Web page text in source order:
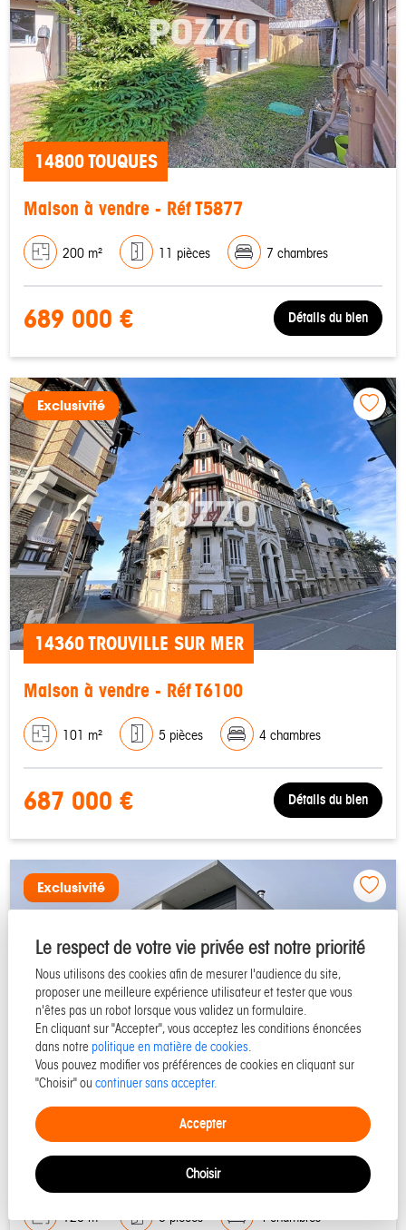
Le respect de votre vie privée est notre priorité
Nous utilisons des cookies afin de mesurer l'audience du site,
proposer une meilleure expérience utilisateur et tester que vous
n'êtes pas un robot lorsque vous validez un formulaire.
En cliquant sur "Accepter", vous acceptez les conditions énoncées
dans notre politique en matière de cookies.
Vous pouvez modifier vos préférences de cookies en cliquant sur
"Choisir" ou continuer sans accepter.
Accepter
Choisir
14800 TOUQUES
Maison à vendre - Réf T5877
200 m² 11 pièces 7 chambres
689 000 € Détails du bien
Exclusivité
14360 TROUVILLE SUR MER
Maison à vendre - Réf T6100
101 m² 5 pièces 4 chambres
687 000 € Détails du bien
Exclusivité
50290 SAINT MARTIN DE BREHAL
Maison à vendre - Réf 52828
125 m² 6 pièces 4 chambres